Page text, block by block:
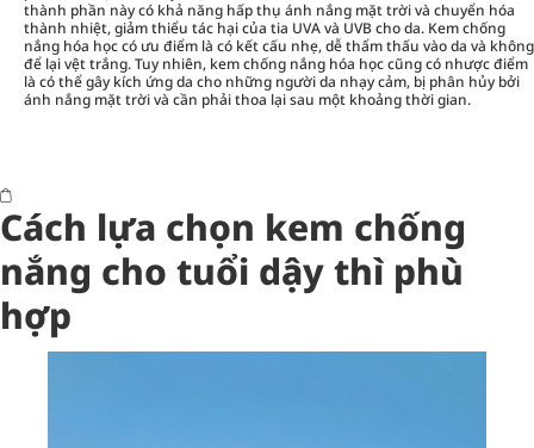
thành phần này có khả năng hấp thụ ánh nắng mặt trời và chuyển hóa
thành nhiệt, giảm thiểu tác hại của tia UVA và UVB cho da. Kem chống
nắng hóa học có ưu điểm là có kết cấu nhẹ, dễ thẩm thấu vào da và không
để lại vệt trắng. Tuy nhiên, kem chống nắng hóa học cũng có nhược điểm
là có thể gây kích ứng da cho những người da nhạy cảm, bị phân hủy bởi
ánh nắng mặt trời và cần phải thoa lại sau một khoảng thời gian.
Cách lựa chọn kem chống
nắng cho tuổi dậy thì phù
hợp